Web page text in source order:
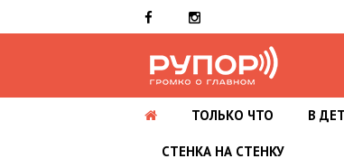
ТОЛЬКО ЧТО В
СТЕНКА НА СТЕНКУ